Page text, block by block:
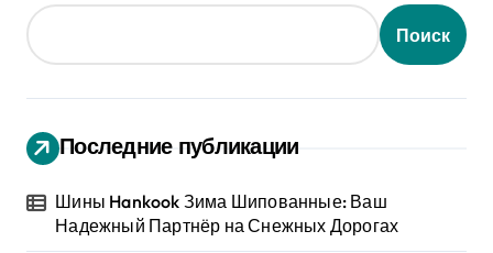
Поиск
Последние публикации
Шины Hankook Зима Шипованные: Ваш
Надежный Партнёр на Снежных Дорогах